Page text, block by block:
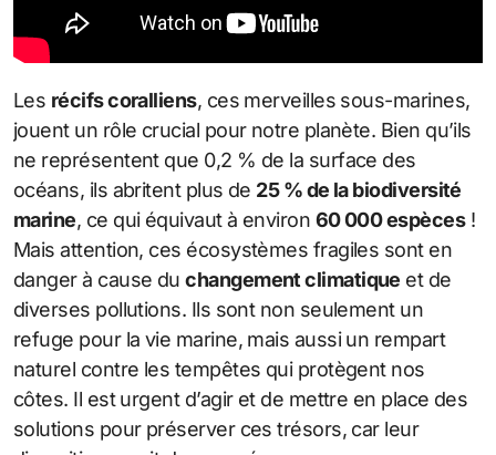
Les récifs coralliens, ces merveilles sous-marines,
jouent un rôle crucial pour notre planète. Bien qu’ils
ne représentent que 0,2 % de la surface des
océans, ils abritent plus de 25 % de la biodiversité
marine, ce qui équivaut à environ 60 000 espèces!
Mais attention, ces écosystèmes fragiles sont en
danger à cause duchangement climatique et de
diverses pollutions. Ils sont non seulement un
refuge pour la vie marine, mais aussi un rempart
naturel contre les tempêtes qui protègent nos
côtes. Il est urgent d’agir et de mettre en place des
solutions pour préserver ces trésors, car leur